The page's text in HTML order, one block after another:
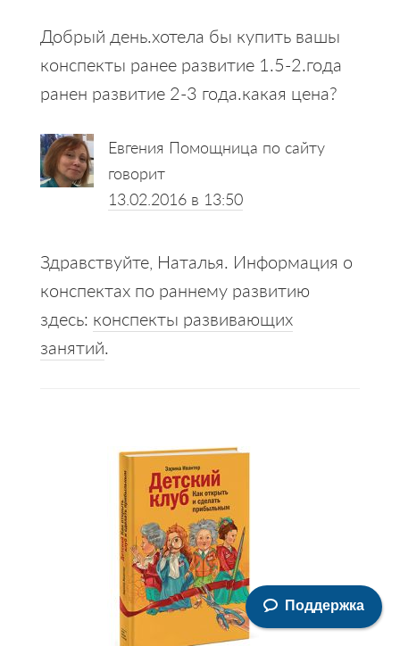
Добрый день.хотела бы купить вашы
конспекты ранее развитие 1.5-2.года
ранен развитие 2-3 года.какая цена?
Евгения Помощница по сайту
говорит
13.02.2016 в 13:50
Здравствуйте, Наталья. Информация о
конспектах по раннему развитию
здесь: конспекты развивающих
занятий.
Primary
Sidebar
Поддержка